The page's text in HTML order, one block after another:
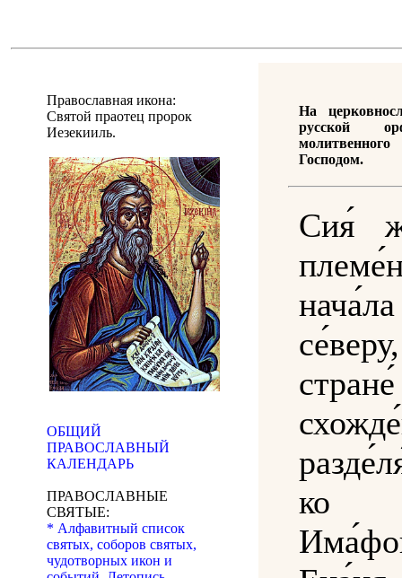
Православная икона:
Святой праотец пророк
Иезекииль.
ОБЩИЙ
ПРАВОСЛАВНЫЙ
КАЛЕНДАРЬ
ПРАВОСЛАВНЫЕ
СВЯТЫЕ:
* Алфавитный список
святых, соборов святых,
чудотворных икон и
На
русской
Господом.
Сия́
стране́
ко